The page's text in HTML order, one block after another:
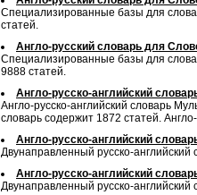
Специализированные базы для
статей.
Англо-русский словарь для
Специализированные базы для
9888 статей.
Англо-русско-английский
Англо-русско-английский словарь
словарь содержит 1872 статей.
Англо-русско-английский
Двунаправленный русско-английский
Англо-русско-английский
Двунаправленный русско-